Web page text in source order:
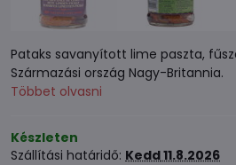
Pataks savanyított lime paszta,
Származási ország Nagy-Britannia.
Többet olvasni
Készleten
Szállítási határidő: Kedd11.8.2026